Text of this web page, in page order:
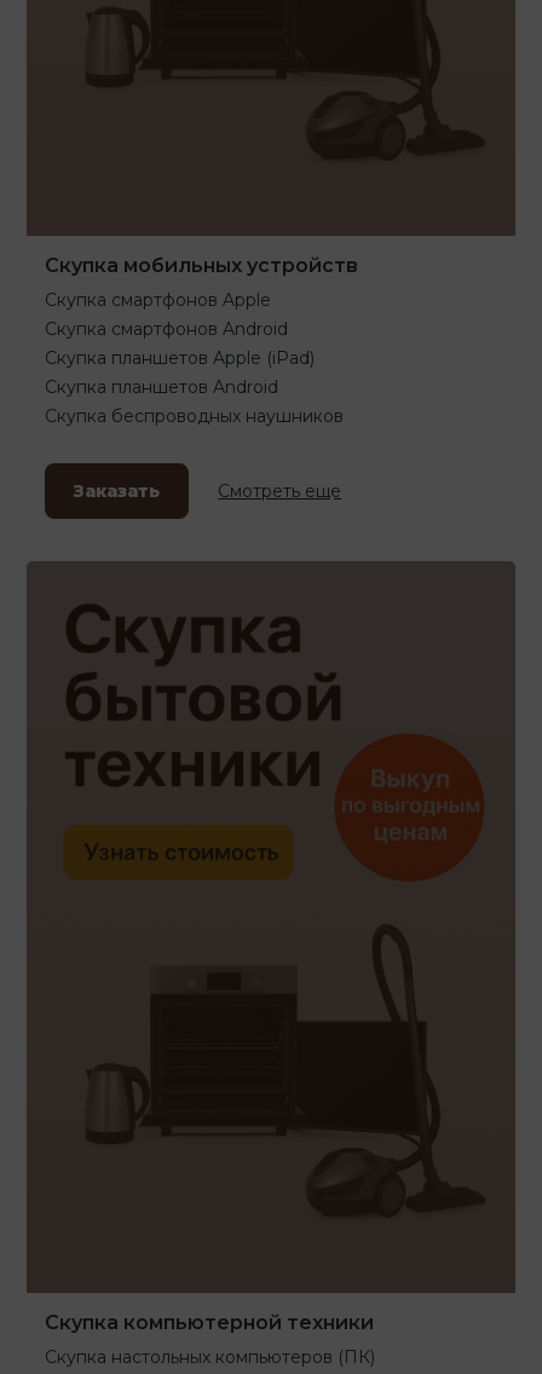
Скупка мобильных устройств
Скупка смартфонов Apple
Скупка смартфонов Android
Скупка планшетов Apple (iPad)
Скупка планшетов Android
Скупка беспроводных наушников
Заказать Смотреть еще
Скупка компьютерной техники
Скупка настольных компьютеров (ПК)